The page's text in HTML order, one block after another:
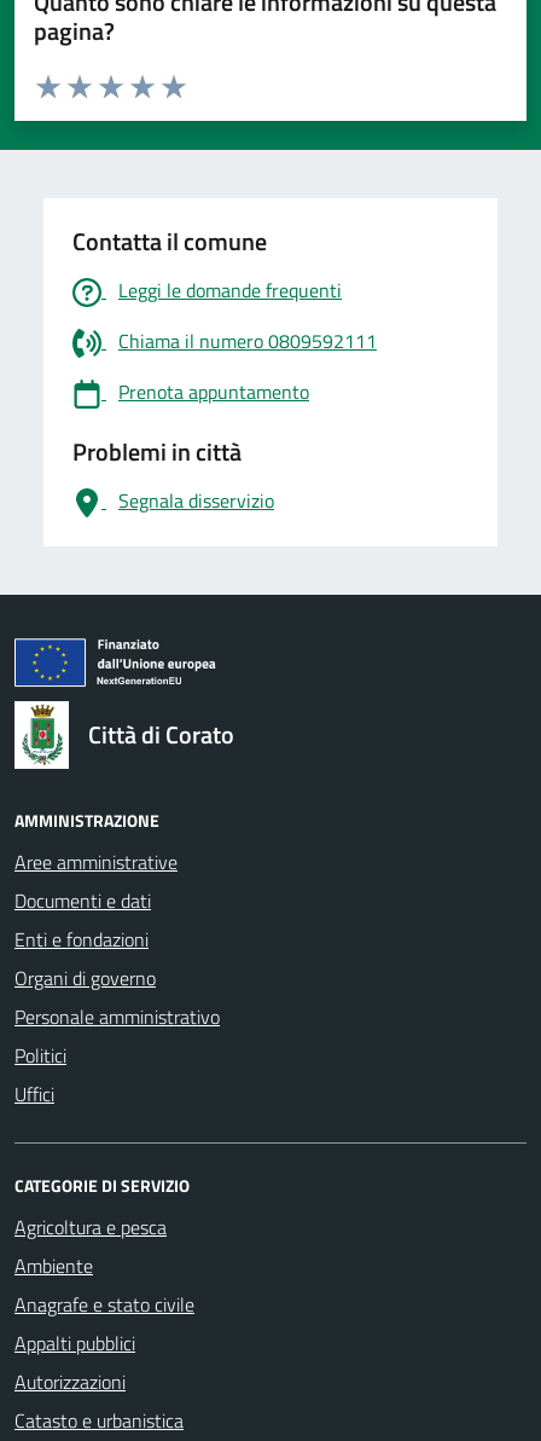
pagina?
Valuta da 1 a 5 stelle la pagina
Valuta 5 stelle su 5
Valuta 4 stelle su 5
Valuta 3 stelle su 5
Valuta 2 stelle su 5
Valuta 1 stelle su 5
Contatta il comune
Leggi le domande frequenti
Chiama il numero 0809592111
Prenota appuntamento
Problemi in città
Segnala disservizio
logo Unione Europea
Città di Corato
AMMINISTRAZIONE
Aree amministrative
Documenti e dati
Enti e fondazioni
Organi di governo
Personale amministrativo
Politici
Uffici
CATEGORIE DI SERVIZIO
Agricoltura e pesca
Ambiente
Anagrafe e stato civile
Appalti pubblici
Autorizzazioni
Catasto e urbanistica